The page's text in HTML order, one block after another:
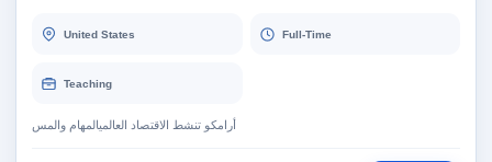
United States Full-Time
Teaching
أرامكو تنشط الاقتصاد العالميالمهام والمس